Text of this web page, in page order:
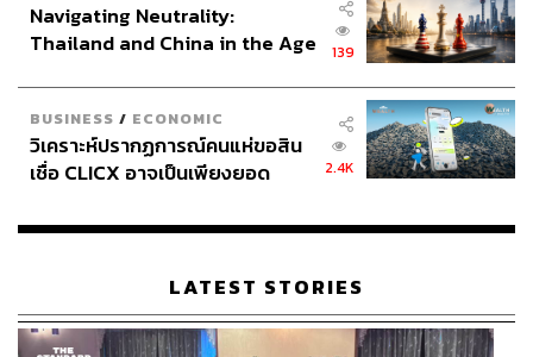
ส่วนสถานที่สำคัญที่สุดในพระราชวังแวร์ซายส์ ก็คือท้องพระ
โรงห้องกระจก เพราะเป็นห้องที่พระเจ้าหลุยส์ที่ 14 ทรงพอ
พระราชหฤทัยมากที่สุด และมีความเกี่ยวข้องกับ
ประวัติศาสตร์ชาติไทยโดยตรง กล่าวคือ ทรงโปรดเกล้าฯ ให้
ใช้ท้องพระโรงห้องกระจกออกรับคณะทูตจากสยามเป็นคณะ
ถวายพระราชสาส์นและเครื่องมงคลราชบรรณาการของ
1687 (พ.ศ. 2230) เป็นวันที่โกษาปานกราบบังคมทูลลากลับ
สยาม โดยกราบบังคมทูลได้อย่างน่าจับใจความตอนหนึ่งว่า
Navigating Neutrality:
Thailand and China in the Age
139
BUSINESS / ECONOMIC
วิเคราะห์ปรากฏการณ์คนแห่ขอสิน
เชื่อ CLICX อาจเป็นเพียงยอด
เรือนไทยที่ถูกซุกไว้
2.4K
LATEST STORIES